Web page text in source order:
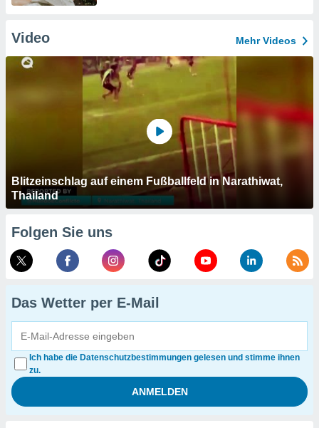
Video Mehr Videos
Blitzeinschlag auf einem Fußballfeld in Narathiwat,
Thailand
Folgen Sie uns
Das Wetter per E-Mail
Ich habe die Datenschutzbestimmungen gelesen und stimme ihnen
zu.